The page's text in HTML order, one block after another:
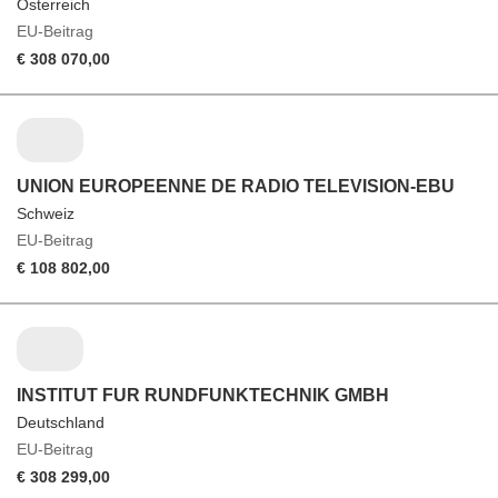
Österreich
EU-Beitrag
€ 308 070,00
UNION EUROPEENNE DE RADIO TELEVISION-EBU
Schweiz
EU-Beitrag
€ 108 802,00
INSTITUT FUR RUNDFUNKTECHNIK GMBH
Deutschland
EU-Beitrag
€ 308 299,00